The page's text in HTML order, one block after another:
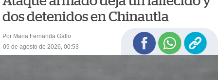
dos detenidos en Chinautla
Por Maria Fernanda Gallo
09 de agosto de 2026, 00:53